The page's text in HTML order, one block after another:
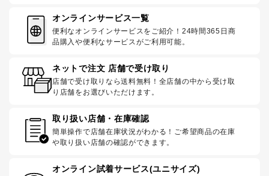
オンラインサービス一覧
便利なオンラインサービスをご紹介！24時間365日商
品購入や便利なサービスがご利用可能。
ネットで注文 店舗で受け取り
店舗で受け取りなら送料無料！全店舗の中から受け取
り店舗をお選びいただけます。
取り扱い店舗・在庫確認
簡単操作で店舗在庫状況がわかる！ご希望商品の在庫
や取り扱い店舗の確認ができます。
オンライン試着サービス(ユニサイズ)